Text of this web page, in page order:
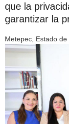
que la
garantizar la
Metepec, Estado